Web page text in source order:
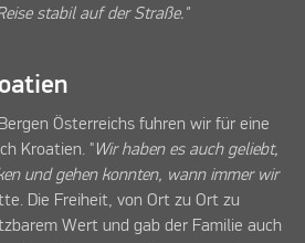
stabil auf der Straße."
Österreichs fuhren wir für eine
Kroatien. "Wir haben es auch geliebt,
und gehen konnten, wann immer wir
Die Freiheit, von Ort zu Ort zu
Wert und gab der Familie auch